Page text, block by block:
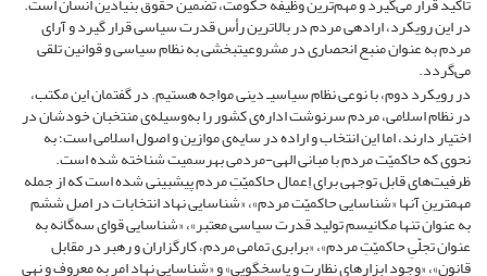
در این رویکرد، اراده­ی مردم در بالاترین رأس قدرت سیاسی قرار گیرد و آرای
مردم به عنوان منبع انحصاری در مشروعیت­بخشی به نظام سیاسی و قوانین تلقی
می‌گردد.
در رویکرد دوم، با نوعی نظام سیاسیـ دینی مواجه هستیم. در گفتمان این مکتب،
در نظام اسلامی، مردم سرنوشت اداره‌ی کشور را به‌وسیله‌ی منتخبان خودشان در
اختیار دارند، اما این انتخاب و اراده در سایه‌ی موازین و اصول اسلامی است؛ به
نحوی که حاکمیّت مردم با مبانی الهی­-مردمی به­رسمیت شناخته شده است.
ظرفیت‌های قابل توجهی برای اِعمال حاکمیّتِ مردم پیش­بینی شده است که از جمله
مهم­ترینِ آنها «شناسایی حاکمیّت مردم»، «شناسایی نهاد انتخابات در اصل ششم
به عنوان تنها مکانیسم تولید قدرت سیاسی معتبر»، «شناسایی قوای سه‌گانه به
عنوان تجلّیِ حاکمیّتِ مردم»، «برابری تمامی مردم، کارگزاران و رهبر در مقابل
قانون»، «وجود ابزارهای نظارت و پاسخگویی» و «شناسایی نهاد امر به معروف و نهی